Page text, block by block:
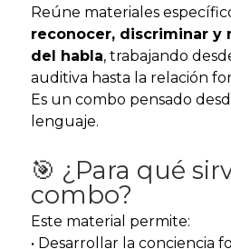
Reúne materiales
reconocer, discriminar y
del habla, trabajando
auditiva hasta la relación
Es un combo pensado
lenguaje.
🎯 ¿Para qué
combo?
Este material permite:
• Desarrollar la conciencia